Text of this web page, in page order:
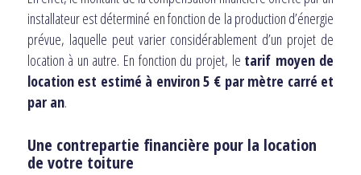
installateur est déterminé en fonction de la production d’énergie
prévue, laquelle peut varier considérablement d’un projet de
location à un autre. En fonction du projet, le tarif moyen de
location est estimé à environ 5 € par mètre carré et
par an.
Une contrepartie financière pour la location
de votre toiture